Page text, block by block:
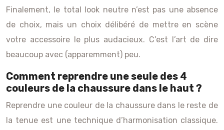
Finalement, le total look neutre n’est pas une absence
de choix, mais un choix délibéré de mettre en scène
votre accessoire le plus audacieux. C’est l’art de dire
beaucoup avec (apparemment) peu.
Comment reprendre une seule des 4
couleurs de la chaussure dans le haut ?
Reprendre une couleur de la chaussure dans le reste de
la tenue est une technique d’harmonisation classique.